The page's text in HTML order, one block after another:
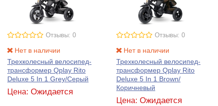
Отзывы: 0
Нет в наличии
Трехколесный велосипед-
трансформер Qplay Rito
Deluxe 5 In 1 Grey/Серый
Цена: Ожидается
Отзывы: 0
Нет в наличии
Трехколесный велосипед-
трансформер Qplay Rito
Deluxe 5 In 1 Brown/
Коричневый
Цена: Ожидается